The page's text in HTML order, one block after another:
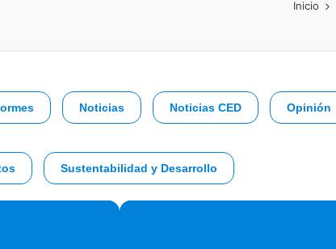
Inicio
Noticias Noticias CED Opinión
Sustentabilidad y Desarrollo